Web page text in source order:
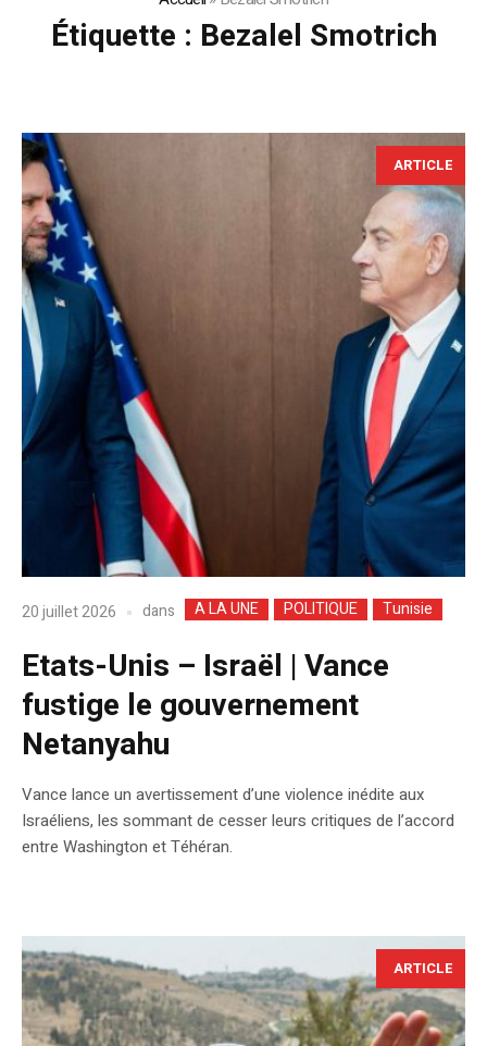
Étiquette : Bezalel Smotrich
ARTICLE
20 juillet 2026 dans A LA UNE POLITIQUE Tunisie
Etats-Unis – Israël | Vance
fustige le gouvernement
Netanyahu
Vance lance un avertissement d’une violence inédite aux
Israéliens, les sommant de cesser leurs critiques de l’accord
entre Washington et Téhéran.
ARTICLE